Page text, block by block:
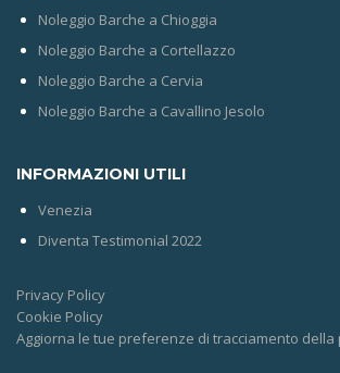
Noleggio Barche a Chioggia
Noleggio Barche a Cortellazzo
Noleggio Barche a Cervia
Noleggio Barche a Cavallino Jesolo
INFORMAZIONI UTILI
Venezia
Diventa Testimonial 2022
Privacy Policy
Cookie Policy
Aggiorna le tue preferenze di tracciamento della